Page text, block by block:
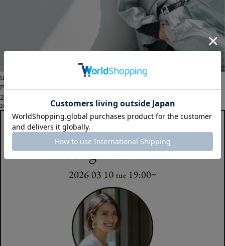
unbilanc
PRE ORDER START
26SS Mid Summer Collection予約販売開始
2026.03.10